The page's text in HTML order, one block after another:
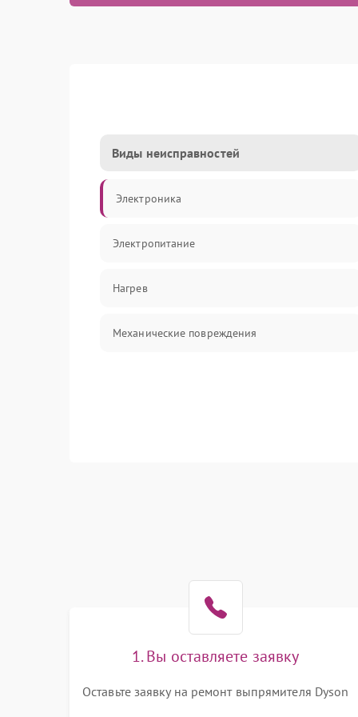
Виды неисправностей
Электроника
Электропитание
Нагрев
Механические повреждения
1. Вы оставляете заявку
Оставьте заявку на ремонт выпрямителя Dyson